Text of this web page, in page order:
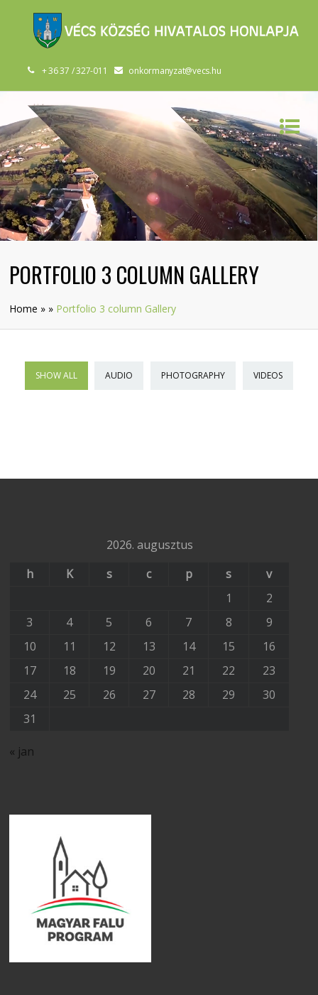
+ 36 37 / 327-011 onkormanyzat@vecs.hu
PORTFOLIO 3 COLUMN GALLERY
Home » » Portfolio 3 column Gallery
SHOW ALL AUDIO PHOTOGRAPHY VIDEOS
2026. augusztus
h
K s c p s
v
1
2
3
4 5 6 7 8
9
10
11 12 13 14 15
16
17
18 19 20 21 22
23
24
25 26 27 28 29
30
31
« jan